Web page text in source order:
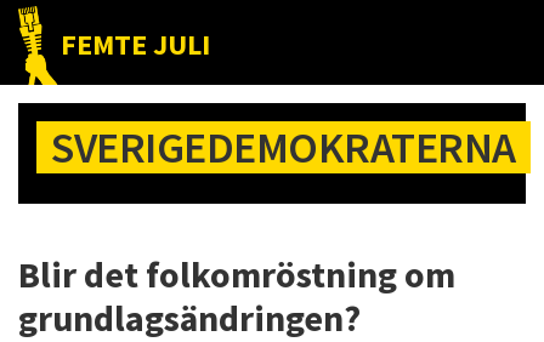
Hoppa
huvudnavigering
Hoppa
huvudinnehåll
Hoppa
det
primära
sidofältet
FEMTE JULI
Nätet
till
folket!
SVERIGEDEMOKRATERNA
Blir det folkomröstning om
grundlagsändringen?